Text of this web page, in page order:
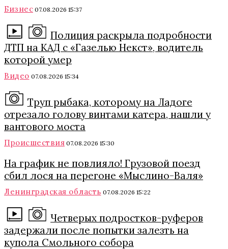
Бизнес 07.08.2026 15:37
Полиция раскрыла подробности
ДТП на КАД с «Газелью Некст», водитель
которой умер
Видео 07.08.2026 15:34
Труп рыбака, которому на Ладоге
отрезало голову винтами катера, нашли у
вантового моста
Происшествия 07.08.2026 15:30
На график не повлияло! Грузовой поезд
сбил лося на перегоне «Мыслино-Валя»
Ленинградская область 07.08.2026 15:22
Четверых подростков-руферов
задержали после попытки залезть на
купола Смольного собора